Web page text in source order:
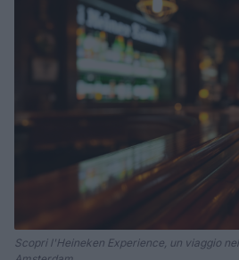
Scopri l'Heineken Experience, un viaggio